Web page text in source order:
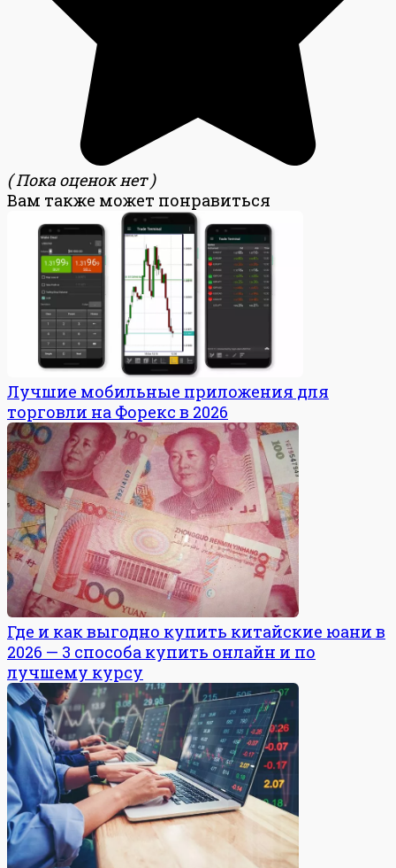
( Пока оценок нет )
Вам также может понравиться
Лучшие мобильные приложения для
торговли на Форекс в 2026
Где и как выгодно купить китайские юани в
2026 — 3 способа купить онлайн и по
лучшему курсу